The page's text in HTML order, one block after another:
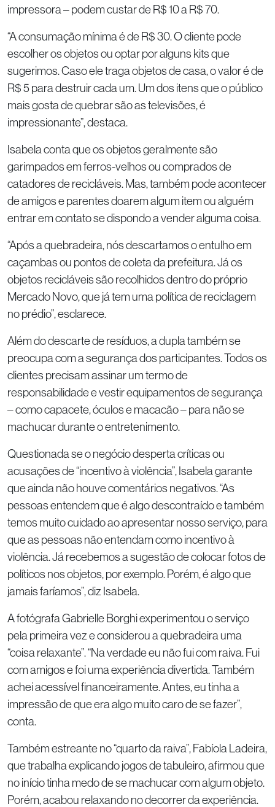
impressora – podem custar de R$ 10 a R$ 70.
“A consumação mínima é de R$ 30. O cliente pode
escolher os objetos ou optar por alguns kits que
sugerimos. Caso ele traga objetos de casa, o valor é de
R$ 5 para destruir cada um. Um dos itens que o público
mais gosta de quebrar são as televisões, é
impressionante”, destaca.
Isabela conta que os objetos geralmente são
garimpados em ferros-velhos ou comprados de
catadores de recicláveis. Mas, também pode acontecer
de amigos e parentes doarem algum item ou alguém
entrar em contato se dispondo a vender alguma coisa.
“Após a quebradeira, nós descartamos o entulho em
caçambas ou pontos de coleta da prefeitura. Já os
objetos recicláveis são recolhidos dentro do próprio
Mercado Novo, que já tem uma política de reciclagem
no prédio”, esclarece.
Além do descarte de resíduos, a dupla também se
preocupa com a segurança dos participantes. Todos os
clientes precisam assinar um termo de
responsabilidade e vestir equipamentos de segurança
– como capacete, óculos e macacão – para não se
machucar durante o entretenimento.
Questionada se o negócio desperta críticas ou
acusações de “incentivo à violência”, Isabela garante
que ainda não houve comentários negativos. “As
pessoas entendem que é algo descontraído e também
temos muito cuidado ao apresentar nosso serviço, para
que as pessoas não entendam como incentivo à
violência. Já recebemos a sugestão de colocar fotos de
políticos nos objetos, por exemplo. Porém, é algo que
jamais faríamos”, diz Isabela.
A fotógrafa Gabrielle Borghi experimentou o serviço
pela primeira vez e considerou a quebradeira uma
“coisa relaxante”. “Na verdade eu não fui com raiva. Fui
com amigos e foi uma experiência divertida. Também
achei acessível financeiramente. Antes, eu tinha a
impressão de que era algo muito caro de se fazer”,
conta.
Também estreante no “quarto da raiva”, Fabíola Ladeira,
que trabalha explicando jogos de tabuleiro, afirmou que
no início tinha medo de se machucar com algum objeto.
Porém, acabou relaxando no decorrer da experiência.